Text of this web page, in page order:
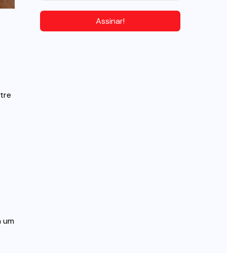
um